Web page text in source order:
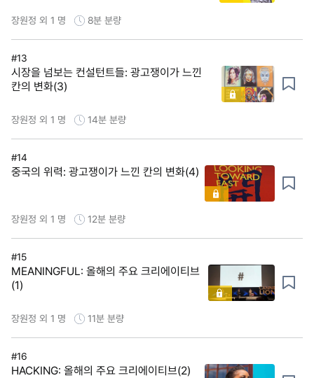
장원정 외 1 명 8분 분량
#13
시장을 넘보는 컨설턴트들: 광고쟁이가 느낀
칸의 변화(3)
장원정 외 1 명 14분 분량
#14
중국의 위력: 광고쟁이가 느낀 칸의 변화(4)
장원정 외 1 명 12분 분량
#15
MEANINGFUL: 올해의 주요 크리에이티브
(1)
장원정 외 1 명 11분 분량
#16
HACKING: 올해의 주요 크리에이티브(2)